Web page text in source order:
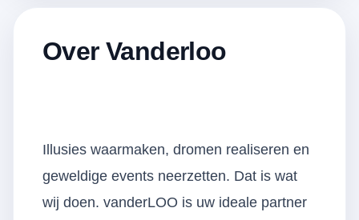
Over Vanderloo
Illusies waarmaken, dromen realiseren en
geweldige events neerzetten. Dat is wat
wij doen. vanderLOO is uw ideale partner